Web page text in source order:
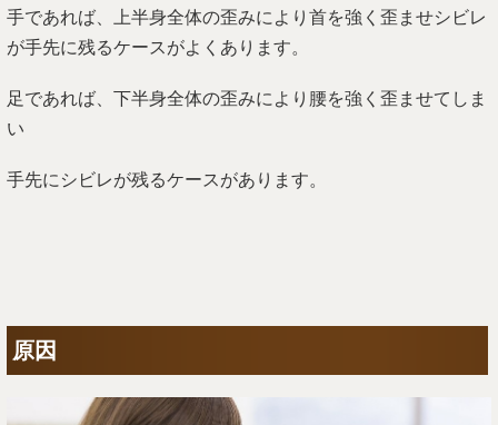
手であれば、上半身全体の歪みにより首を強く歪ませシビレ
が手先に残るケースがよくあります。
足であれば、下半身全体の歪みにより腰を強く歪ませてしま
い
手先にシビレが残るケースがあります。
原因